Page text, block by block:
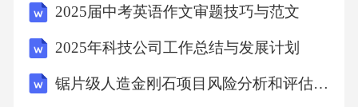
分类处理，确保符合环保要求。废弃物处理和
环保要求05维修案例分析与经验分享CHAPTER
某风电场叶片出现裂纹，分析原因发现是由于
2025届中考英语作文审题技巧与范文
2025年科技公司工作总结与发展计划
锯片级人造金刚石项目风险分析和评估报告